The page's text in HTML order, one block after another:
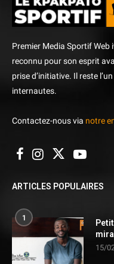
Premier Media Sportif Web
reconnu pour son esprit
prise d’initiative. Il reste
internautes.
Contactez-nous via notre
ARTICLES POPULAIRES
1
15/